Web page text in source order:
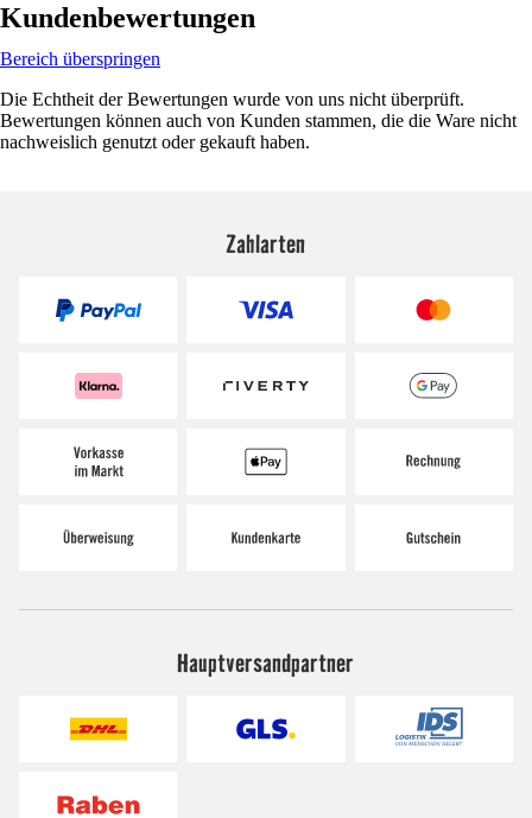
Kundenbewertungen
Bereich überspringen
Die Echtheit der Bewertungen wurde von uns nicht überprüft.
Bewertungen können auch von Kunden stammen, die die Ware nicht
nachweislich genutzt oder gekauft haben.
Zahlarten
Hauptversandpartner